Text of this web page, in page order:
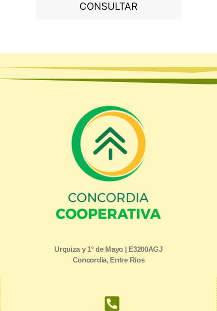
CONSULTAR
Urquiza y 1° de Mayo | E3200AGJ
Concordia, Entre Ríos